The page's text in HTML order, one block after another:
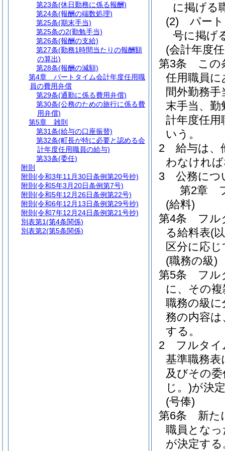
に掲げる
(2)
パー
号に掲げ
(会計年度
第3条
この
任用職員に
間外勤務
末手当、
計年度任
いう。
2
給与は、
わなけれ
3
公務につ
第2章
(給料)
第4条
フル
る給料表(
区分に応
(職務の級)
第5条
フル
に、その
職務の級
務の内容は
する。
2
フルタイ
基準職務
及びその
じ。)が決
(号俸)
第6条
新た
職員とな
が決定する
第23条(休日勤務に係る報酬)
第24条(報酬の端数処理)
第25条(期末手当)
第25条の2(勤勉手当)
第26条(報酬の支給)
第27条(勤務1時間当たりの報酬額
の算出)
第28条(報酬の減額)
第4章
パートタイム会計年度任用職
員の費用弁償
第29条(通勤に係る費用弁償)
第30条(公務のための旅行に係る費
用弁償)
第5章
雑則
第31条(給与の口座振替)
第32条(町長が特に必要と認める会
計年度任用職員の給与)
第33条(委任)
附則
附則 (令和3年11月30日条例第20号抄)
附則 (令和5年3月20日条例第7号)
附則 (令和5年12月26日条例第22号)
附則 (令和6年12月13日条例第29号抄)
附則 (令和7年12月24日条例第21号抄)
別表第1(第4条関係)
別表第2(第5条関係)